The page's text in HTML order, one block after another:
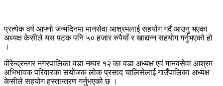
प्रत्येक वर्ष आफ्नो जन्मदिनमा मानसेवा आश्रमलाई सहयोग गर्दै आउनु भएका
अध्यक्ष केसीले यस पटक पनि ५० हजार रुपैयाँ र खाद्यन्न सहयोग गर्नुभएको हो
।
वीरेन्द्रनगर नगरपालिका वडा नम्वर १२ का वडा अध्यक्ष एवं मानवसेवा आश्रम
अभिभावक परिवारका संयोजक लोक प्रसाद चालिसेलाई गाउँपालिका अध्यक्ष
केसीले सहयोग हस्तान्तरण गर्नुभएको छ ।